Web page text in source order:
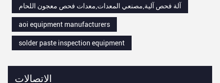
آلة فحص آلية,مصنعي المعدات,معدات فحص معجون اللحام
aoi equipment manufacturers
solder paste inspection equipment
الاتصالات